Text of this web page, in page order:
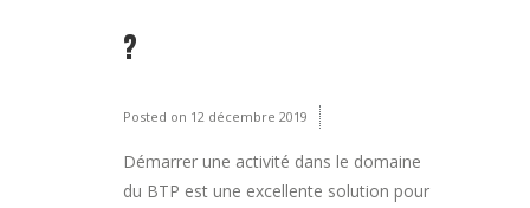
?
Posted on 12 décembre 2019
Démarrer une activité dans le domaine
du BTP est une excellente solution pour